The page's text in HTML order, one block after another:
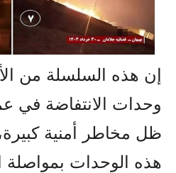
إن هذه السلسلة من
وحدات الانتفاضة في
ظل مخاطر أمنية
هذه الوحدات بمواصلة